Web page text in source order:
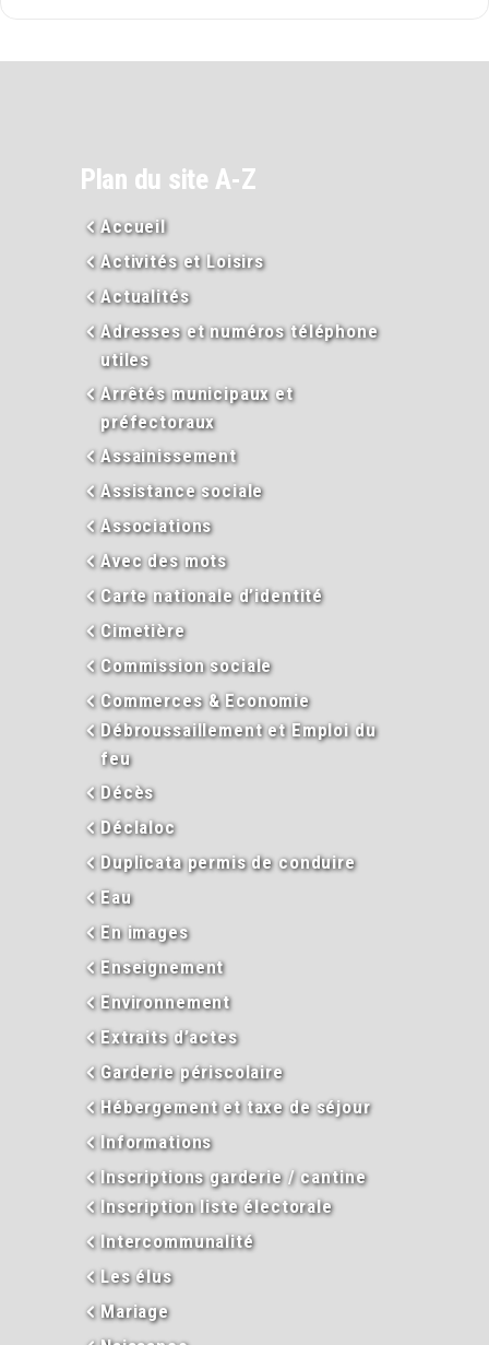
Plan du site A-Z
Accueil
Activités et Loisirs
Actualités
Adresses et numéros téléphone
utiles
Arrêtés municipaux et
préfectoraux
Assainissement
Assistance sociale
Associations
Avec des mots
Carte nationale d’identité
Cimetière
Commission sociale
Commerces & Economie
Débroussaillement et Emploi du
feu
Décès
Déclaloc
Duplicata permis de conduire
Eau
En images
Enseignement
Environnement
Extraits d’actes
Garderie périscolaire
Hébergement et taxe de séjour
Informations
Inscriptions garderie / cantine
Inscription liste électorale
Intercommunalité
Les élus
Mariage